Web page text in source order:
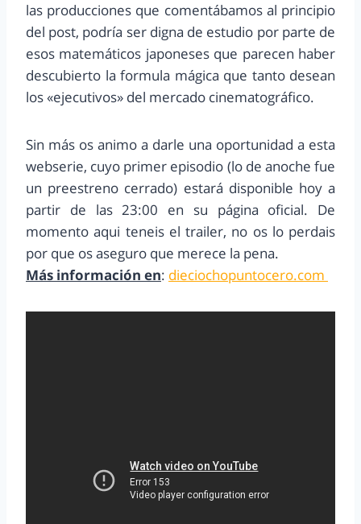
las producciones que comentábamos al principio
del post, podría ser digna de estudio por parte de
esos matemáticos japoneses que parecen haber
descubierto la formula mágica que tanto desean
los «ejecutivos» del mercado cinematográfico.
Sin más os animo a darle una oportunidad a esta
webserie, cuyo primer episodio (lo de anoche fue
un preestreno cerrado) estará disponible hoy a
partir de las 23:00 en su página oficial. De
momento aqui teneis el trailer, no os lo perdais
por que os aseguro que merece la pena.
Más información en: dieciochopuntocero.com